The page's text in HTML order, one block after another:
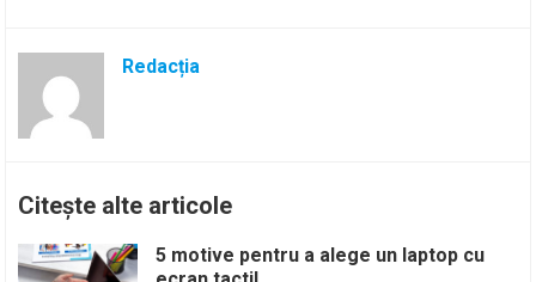
Redacția
Citește alte articole
5 motive pentru a alege un laptop cu